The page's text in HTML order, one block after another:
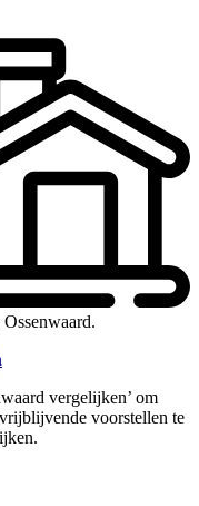
vergelijken’ om
voorstellen te